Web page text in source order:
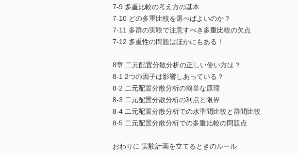
7-9 多重比較の考え方の基本
7-10 どの多重比較を選べばよいのか？
7-11 多群の実験で注意すべき多重比較の欠点
7-12 多重性の問題はほかにもある！
8章 二元配置分散分析の正しい使い方は？
8-1 2つの因子は影響しあっている？
8-2 二元配置分散分析の簡単な原理
8-3 二元配置分散分析の利点と限界
8-4 二元配置分散分析での水準間比較と群間比較
8-5 二元配置分散分析での多重比較の問題点
おわりに 実験計画を立てるときのルール